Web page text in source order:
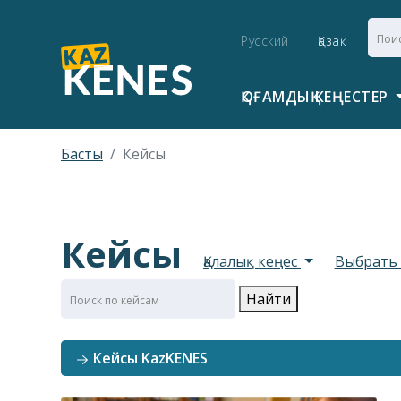
Русский Қазақ
ҚОҒАМДЫҚ КЕҢЕСТЕР
Басты Кейсы
Кейсы Қалалық кеңес
Найти
Кейсы KazKENES